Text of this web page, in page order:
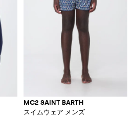
MC2 SAINT BARTH
スイムウェア メンズ